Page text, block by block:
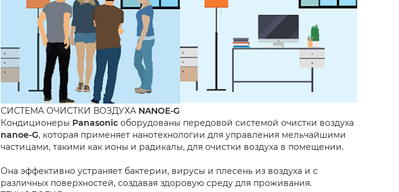
СИСТЕМА ОЧИСТКИ ВОЗДУХА NANOE-G
Кондиционеры Panasonic оборудованы передовой системой очистки воздуха
nanoe-G, которая применяет нанотехнологии для управления мельчайшими
частицами, такими как ионы и радикалы, для очистки воздуха в помещении.
Она эффективно устраняет бактерии, вирусы и плесень из воздуха и с
различных поверхностей, создавая здоровую среду для проживания.